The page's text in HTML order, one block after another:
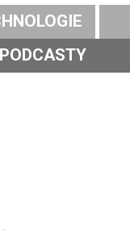
PODCASTY